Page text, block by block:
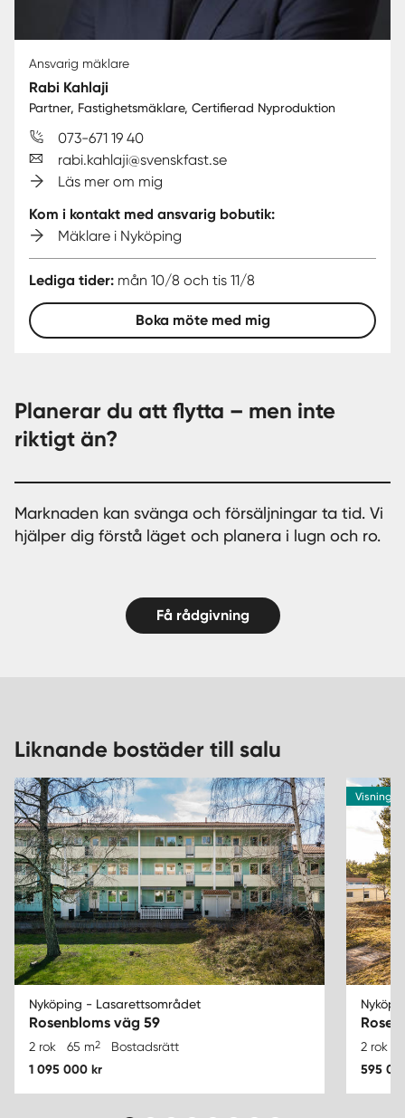
Ansvarig mäklare
Rabi Kahlaji
Partner, Fastighetsmäklare, Certifierad Nyproduktion
073-671 19 40
rabi.kahlaji@svenskfast.se
Läs mer om mig
Kom i kontakt med ansvarig bobutik:
Mäklare i Nyköping
Lediga tider: mån 10/8 och tis 11/8
Boka möte med mig
Planerar du att flytta – men inte
riktigt än?
Marknaden kan svänga och försäljningar ta tid. Vi
hjälper dig förstå läget och planera i lugn och ro.
Få rådgivning
Liknande bostäder till salu
Nyköping - Lasarettsområdet
Rosenbloms väg 59
2 rok 65 m2 Bostadsrätt
1 095 000 kr
Visning
2 rok
595